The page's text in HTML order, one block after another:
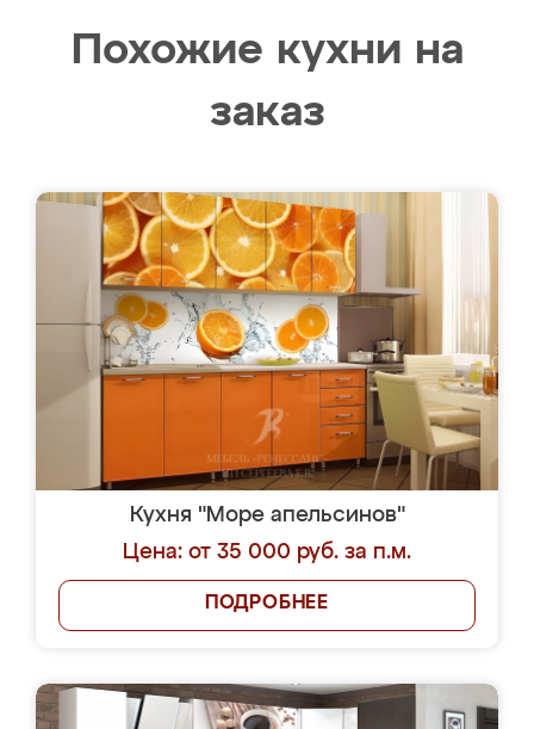
Похожие кухни на
заказ
Кухня "Море апельсинов"
Цена: от 35 000 руб. за п.м.
ПОДРОБНЕЕ